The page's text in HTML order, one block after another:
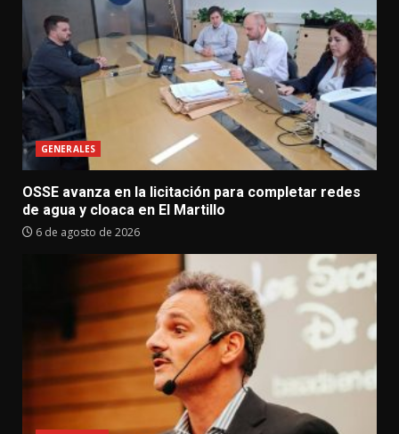
GENERALES
OSSE avanza en la licitación para completar redes
de agua y cloaca en El Martillo
6 de agosto de 2026